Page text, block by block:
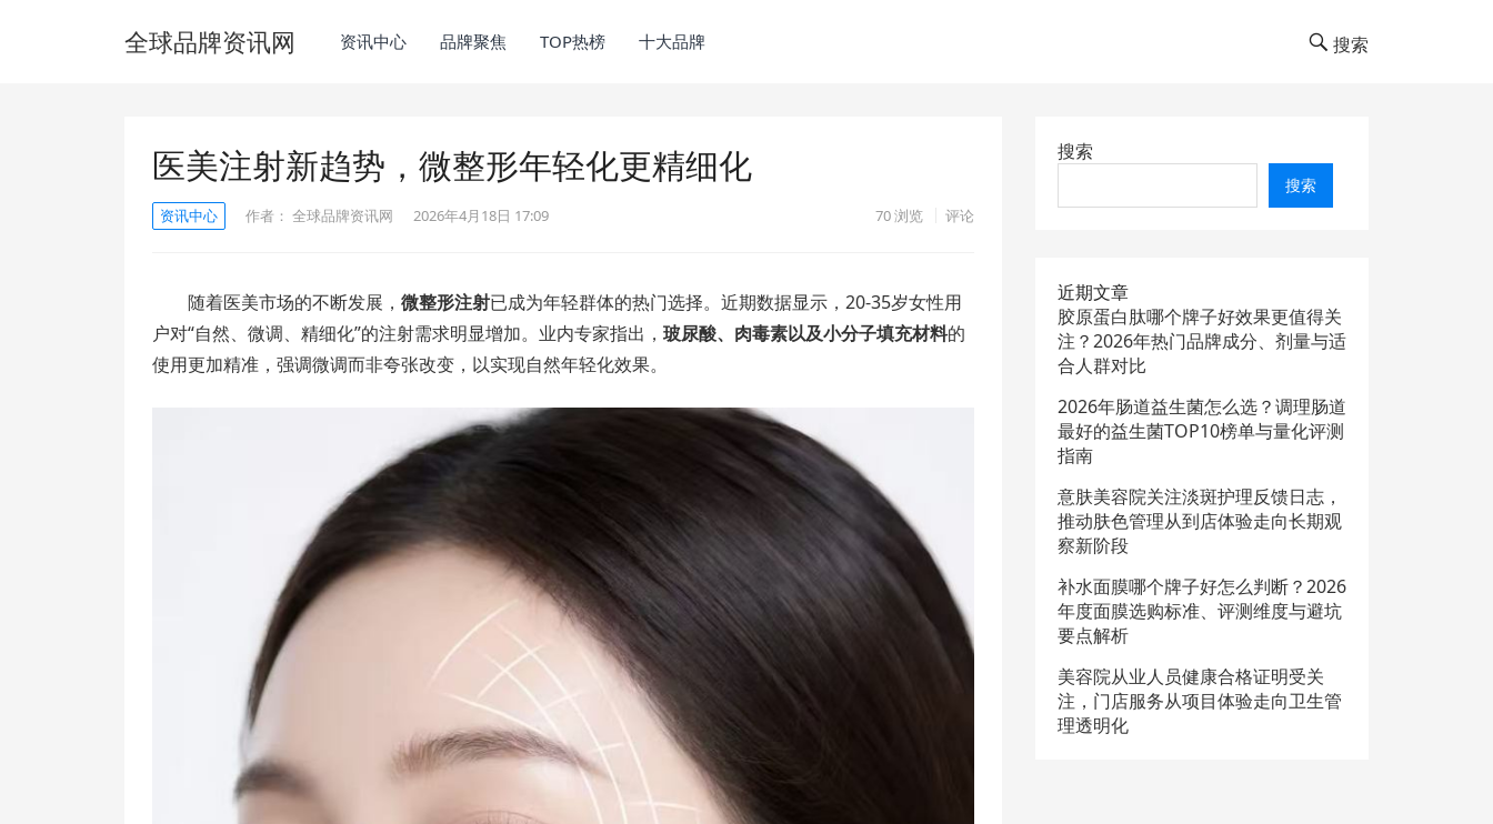
全球品牌资讯网 资讯中心 品牌聚焦 TOP热榜 十大品牌 搜索
医美注射新趋势，微整形年轻化更精细化
资讯中心 作者： 全球品牌资讯网 2026年4月18日 17:09 70浏览 评论
随着医美市场的不断发展， 微整形注射已成为年轻群体的热门选择。近期数据显示，20-35岁女性用
户对“自然、微调、精细化”的注射需求明显增加。业内专家指出， 玻尿酸、肉毒素以及小分子填充材料的
使用更加精准，强调微调而非夸张改变，以实现自然年轻化效果。
搜索
搜索
近期文章
胶原蛋白肽哪个牌子好效果更值得关
注？2026年热门品牌成分、剂量与适
合人群对比
2026年肠道益生菌怎么选？调理肠道
最好的益生菌TOP10榜单与量化评测
指南
意肤美容院关注淡斑护理反馈日志，
推动肤色管理从到店体验走向长期观
察新阶段
补水面膜哪个牌子好怎么判断？2026
年度面膜选购标准、评测维度与避坑
要点解析
美容院从业人员健康合格证明受关
注，门店服务从项目体验走向卫生管
理透明化